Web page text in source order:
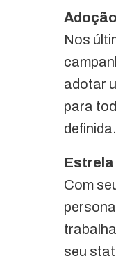
Nos
adotar
para
definida.
Estrela
Com
seu